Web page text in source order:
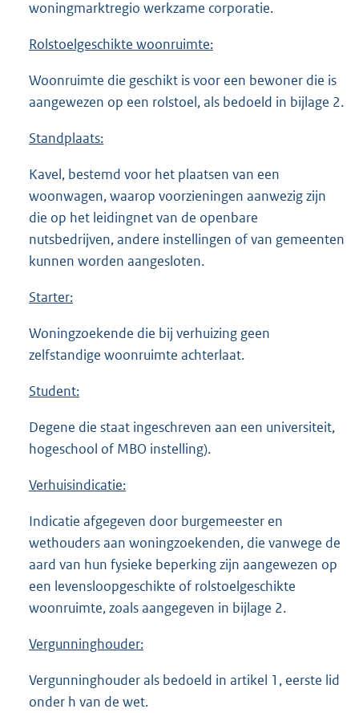
woningmarktregio werkzame corporatie.
Rolstoelgeschikte woonruimte:
Woonruimte die geschikt is voor een bewoner die is
aangewezen op een rolstoel, als bedoeld in bijlage 2.
Standplaats:
Kavel, bestemd voor het plaatsen van een
woonwagen, waarop voorzieningen aanwezig zijn
die op het leidingnet van de openbare
nutsbedrijven, andere instellingen of van gemeenten
kunnen worden aangesloten.
Starter:
Woningzoekende die bij verhuizing geen
zelfstandige woonruimte achterlaat.
Student:
Degene die staat ingeschreven aan een universiteit,
hogeschool of MBO instelling).
Verhuisindicatie:
Indicatie afgegeven door burgemeester en
wethouders aan woningzoekenden, die vanwege de
aard van hun fysieke beperking zijn aangewezen op
een levensloopgeschikte of rolstoelgeschikte
woonruimte, zoals aangegeven in bijlage 2.
Vergunninghouder:
Vergunninghouder als bedoeld in artikel 1, eerste lid
onder h van de wet.